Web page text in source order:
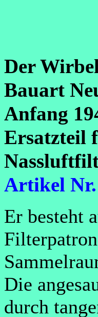
Der
Bauart
Anfang
Ersatzteil
Artikel Nr.
Er besteht
Die
durch